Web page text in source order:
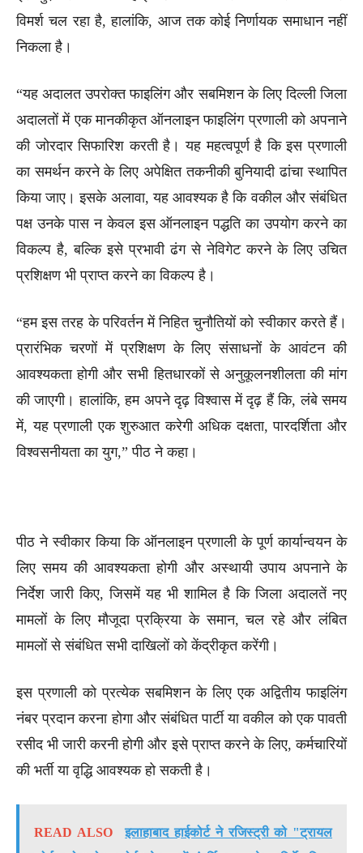
विमर्श चल रहा है, हालांकि, आज तक कोई निर्णायक समाधान नहीं
निकला है।
“यह अदालत उपरोक्त फाइलिंग और सबमिशन के लिए दिल्ली जिला
अदालतों में एक मानकीकृत ऑनलाइन फाइलिंग प्रणाली को अपनाने
की जोरदार सिफारिश करती है। यह महत्वपूर्ण है कि इस प्रणाली
का समर्थन करने के लिए अपेक्षित तकनीकी बुनियादी ढांचा स्थापित
किया जाए। इसके अलावा, यह आवश्यक है कि वकील और संबंधित
पक्ष उनके पास न केवल इस ऑनलाइन पद्धति का उपयोग करने का
विकल्प है, बल्कि इसे प्रभावी ढंग से नेविगेट करने के लिए उचित
प्रशिक्षण भी प्राप्त करने का विकल्प है।
“हम इस तरह के परिवर्तन में निहित चुनौतियों को स्वीकार करते हैं।
प्रारंभिक चरणों में प्रशिक्षण के लिए संसाधनों के आवंटन की
आवश्यकता होगी और सभी हितधारकों से अनुकूलनशीलता की मांग
की जाएगी। हालांकि, हम अपने दृढ़ विश्वास में दृढ़ हैं कि, लंबे समय
में, यह प्रणाली एक शुरुआत करेगी अधिक दक्षता, पारदर्शिता और
विश्वसनीयता का युग,” पीठ ने कहा।
पीठ ने स्वीकार किया कि ऑनलाइन प्रणाली के पूर्ण कार्यान्वयन के
लिए समय की आवश्यकता होगी और अस्थायी उपाय अपनाने के
निर्देश जारी किए, जिसमें यह भी शामिल है कि जिला अदालतें नए
मामलों के लिए मौजूदा प्रक्रिया के समान, चल रहे और लंबित
मामलों से संबंधित सभी दाखिलों को केंद्रीकृत करेंगी।
इस प्रणाली को प्रत्येक सबमिशन के लिए एक अद्वितीय फाइलिंग
नंबर प्रदान करना होगा और संबंधित पार्टी या वकील को एक पावती
रसीद भी जारी करनी होगी और इसे प्राप्त करने के लिए, कर्मचारियों
की भर्ती या वृद्धि आवश्यक हो सकती है।
READ ALSO
इलाहाबाद हाईकोर्ट ने रजिस्ट्री को "ट्रायल